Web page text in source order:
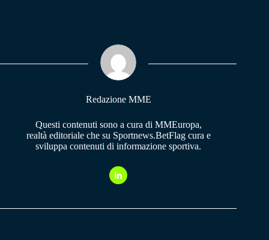
pp m
Redazione MME
Questi contenuti sono a cura di MMEuropa,
realtà editoriale che su Sportnews.BetFlag cura e
sviluppa contenuti di informazione sportiva.